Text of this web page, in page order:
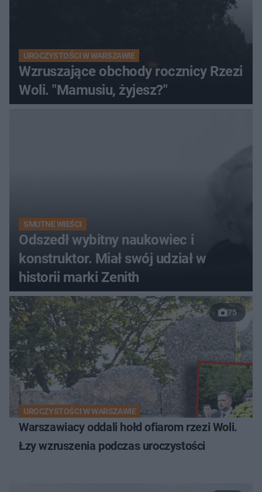
UROCZYSTOŚCI W WARSZAWIE
Wzruszające obchody rocznicy Rzezi
Woli. "Mamusiu, żyjesz?"
SMUTNE WIEŚCI
Odszedł wybitny naukowiec i
konstruktor. Miał swój udział w
historii marki Zenith
75
UROCZYSTOŚCI W WARSZAWIE
Warszawiacy oddali hołd ofiarom rzezi Woli.
Łzy wzruszenia podczas uroczystości